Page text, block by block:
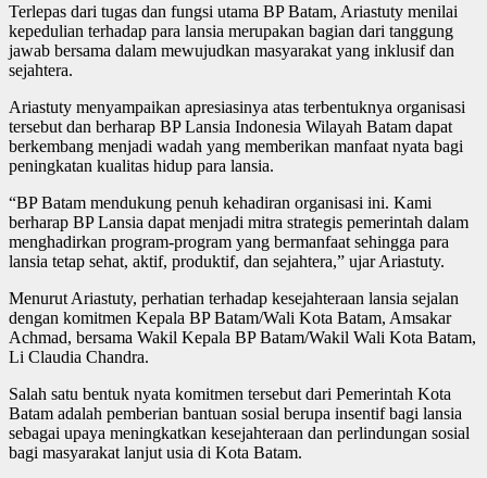
Terlepas dari tugas dan fungsi utama BP Batam, Ariastuty menilai
kepedulian terhadap para lansia merupakan bagian dari tanggung
jawab bersama dalam mewujudkan masyarakat yang inklusif dan
sejahtera.
Ariastuty menyampaikan apresiasinya atas terbentuknya organisasi
tersebut dan berharap BP Lansia Indonesia Wilayah Batam dapat
berkembang menjadi wadah yang memberikan manfaat nyata bagi
peningkatan kualitas hidup para lansia.
“BP Batam mendukung penuh kehadiran organisasi ini. Kami
berharap BP Lansia dapat menjadi mitra strategis pemerintah dalam
menghadirkan program-program yang bermanfaat sehingga para
lansia tetap sehat, aktif, produktif, dan sejahtera,” ujar Ariastuty.
Menurut Ariastuty, perhatian terhadap kesejahteraan lansia sejalan
dengan komitmen Kepala BP Batam/Wali Kota Batam, Amsakar
Achmad, bersama Wakil Kepala BP Batam/Wakil Wali Kota Batam,
Li Claudia Chandra.
Salah satu bentuk nyata komitmen tersebut dari Pemerintah Kota
Batam adalah pemberian bantuan sosial berupa insentif bagi lansia
sebagai upaya meningkatkan kesejahteraan dan perlindungan sosial
bagi masyarakat lanjut usia di Kota Batam.